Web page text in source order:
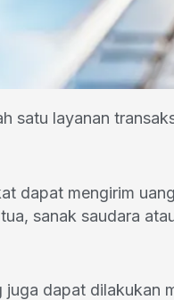
satu layanan
dapat mengirim
sanak saudara
juga dapat dilakukan